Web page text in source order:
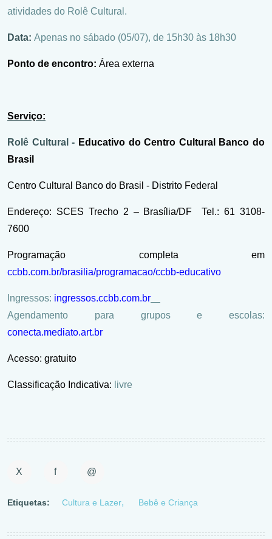
atividades do Rolê Cultural.
Data: Apenas no sábado (05/07), de 15h30 às 18h30
Ponto de encontro: Área externa
Serviço:
Rolê Cultural - Educativo do Centro Cultural Banco do
Brasil
Centro Cultural Banco do Brasil - Distrito Federal
Endereço: SCES Trecho 2 – Brasília/DF Tel.: 61 3108-
7600
Programação completa em
ccbb.com.br/brasilia/programacao/ccbb-educativo
Ingressos: ingressos.ccbb.com.br
Agendamento para grupos e escolas:
conecta.mediato.art.br
Acesso: gratuito
Classificação Indicativa: livre
X f @
Etiquetas: Cultura e Lazer Bebê e Criança